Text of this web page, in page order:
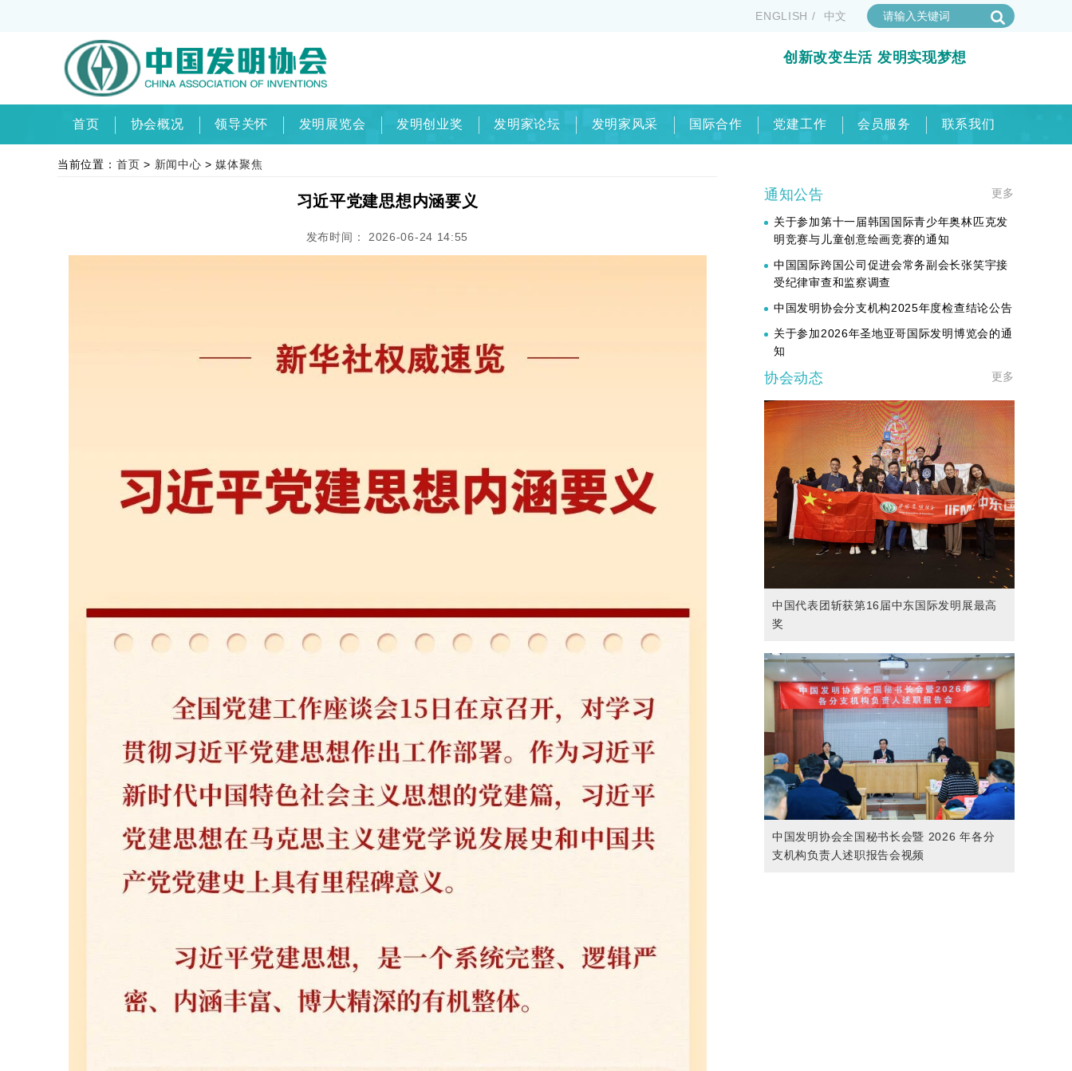
ENGLISH / 中文
创新改变生活 发明实现梦想
首页 协会概况 领导关怀 发明展览会 发明创业奖 发明家论坛 发明家风采 国际合作 党建工作 会员服务 联系我们
通知公告 更多
关于参加第十一届韩国国际青少年奥林匹克发
明竞赛与儿童创意绘画竞赛的通知
中国国际跨国公司促进会常务副会长张笑宇接
受纪律审查和监察调查
中国发明协会分支机构2025年度检查结论公告
关于参加2026年圣地亚哥国际发明博览会的通
知
协会动态 更多
中国代表团斩获第16届中东国际发明展最高
奖
中国发明协会全国秘书长会暨 2026 年各分
支机构负责人述职报告会视频
当前位置： 首页 > 新闻中心 >媒体聚焦
习近平党建思想内涵要义
发布时间： 2026-06-24 14:55